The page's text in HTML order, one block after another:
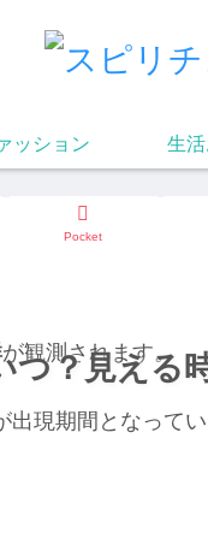
ッション 生
？見える
Pocket
が観測されます。
出現期間となってい